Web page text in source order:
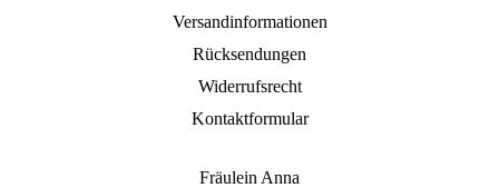
Versandinformationen
Rücksendungen
Widerrufsrecht
Kontaktformular
Fräulein Anna